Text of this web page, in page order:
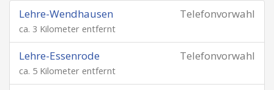
Telefonvorwahl
Lehre-Wendhausen
ca. 3 Kilometer entfernt
Telefonvorwahl
Lehre-Essenrode
ca. 5 Kilometer entfernt